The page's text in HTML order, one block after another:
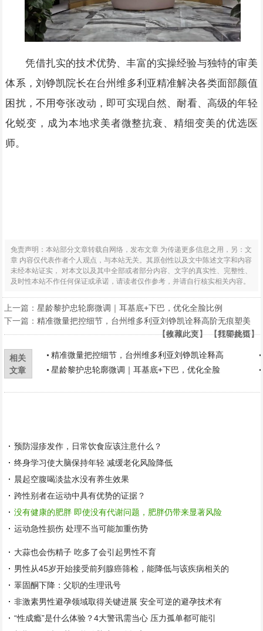
凭借扎实的技术优势、丰富的实操经验与独特的审美
体系，刘铮凯院长在台州维多利亚精准解决各类面部颜值
困扰，不用夸张改动，即可实现自然、耐看、高级的年轻
化蜕变，成为本地求美者微整抗衰、精细变美的优选医
师。
免责声明：本站部分文章转载自网络，发布文章 为传递更多信息之用，另：文
章 内容仅代表作者个人观点，与本站无关。其原创性以及文中陈述文字和内容
未经本站证实， 对本文以及其中全部或者部分内容、文字的真实性、完整性、
及时性本站不作任何保证或承诺，请读者仅作参考，并请自行核实相关内容。
上一篇：星龄黎护忠轮廓微调｜耳基底+下巴，优化全脸比例
下一篇：精准微量把控细节，台州维多利亚刘铮凯诠释高阶无痕塑美
【收藏此页】 【打印此页】
【推荐此文】 【我要挑错】
相关
文章
精准微量把控细节，台州维多利亚刘铮凯诠释高
星龄黎护忠轮廓微调｜耳基底+下巴，优化全脸
预防湿疹发作，日常饮食应该注意什么？
终身学习使大脑保持年轻 减缓老化风险降低
晨起空腹喝淡盐水没有养生效果
跨性别者在运动中具有优势的证据？
没有健康的肥胖 即使没有代谢问题，肥胖仍带来显著风险
运动急性损伤 处理不当可能加重伤势
大蒜也会伤精子 吃多了会引起男性不育
男性从45岁开始接受前列腺癌筛检，能降低与该疾病相关的
睪固酮下降：父职的生理讯号
非激素男性避孕领域取得关键进展 安全可逆的避孕技术有
“性成瘾”是什么体验？4大警讯需当心 压力孤单都可能引